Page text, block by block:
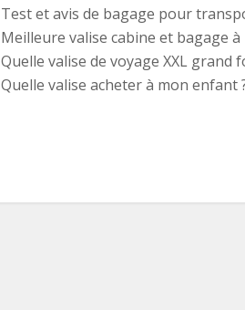
Test et avis de bagage pour
Meilleure valise cabine et bagage à
Quelle valise de voyage XXL grand
Quelle valise acheter à mon enfant